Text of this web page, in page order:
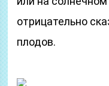
отрицательно
плодов.